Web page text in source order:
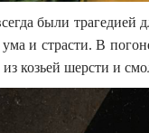
были трагедией
и страсти. В
козьей шерсти и